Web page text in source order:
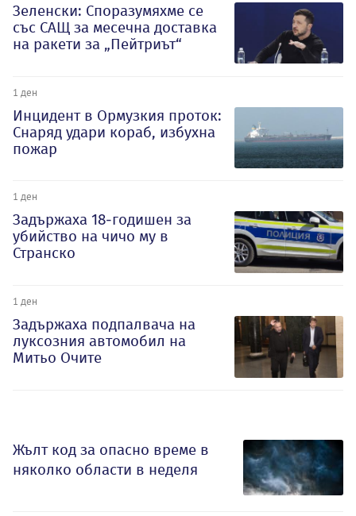
Зеленски: Споразумяхме се
със САЩ за месечна доставка
на ракети за „Пейтриът“
1 ден
Инцидент в Ормузкия проток:
Снаряд удари кораб, избухна
пожар
1 ден
Задържаха 18-годишен за
убийство на чичо му в
Странско
1 ден
Задържаха подпалвача на
луксозния автомобил на
Митьо Очите
Жълт код за опасно време в
няколко области в неделя